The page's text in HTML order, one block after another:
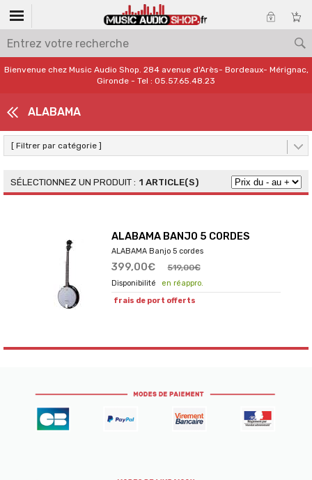
Bienvenue chez Music Audio Shop. 284 avenue d'Arès- Bordeaux- Mérignac,
Gironde - Tel : 05.57.65.48.23
ALABAMA
[ Filtrer par catégorie ]
1 ARTICLE(S)
ALABAMA BANJO 5 CORDES
ALABAMA Banjo 5 cordes
399,00€ 519,00€
en réappro.
frais de port offerts